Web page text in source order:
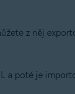
z něj
a poté je